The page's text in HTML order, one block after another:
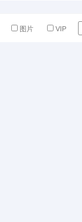
图片 VIP